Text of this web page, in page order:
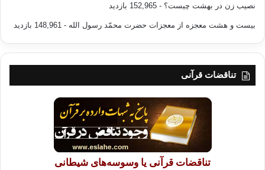
نصیب زن در بهشت چیست؟ - 152,965 بازدید
بیست و هشت معجزه از معجزات حضرت محمّد رسول الله - 148,961 بازدید
تناقضات قرآنی
تناقضات قرآنی یا وسوسه‌های شیطانی